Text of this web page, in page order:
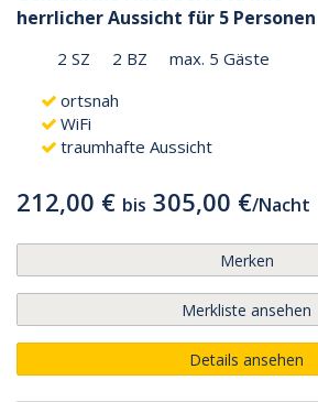
herrlicher Aussicht für 5 Personen
2 SZ 2 BZ max. 5 Gäste
ortsnah
WiFi
traumhafte Aussicht
212,00 € bis 305,00 €/Nacht
Merken
Merkliste ansehen
Details ansehen